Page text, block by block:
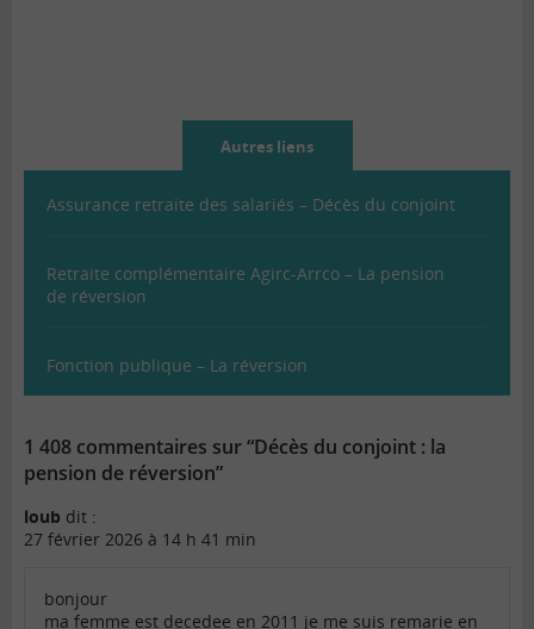
Autres liens
Assurance retraite des salariés – Décès du conjoint
Retraite complémentaire Agirc-Arrco – La pension
de réversion
Fonction publique – La réversion
1 408 commentaires sur “Décès du conjoint : la
pension de réversion”
loub dit :
27 février 2026 à 14 h 41 min
bonjour
ma femme est decedee en 2011 je me suis remarie en